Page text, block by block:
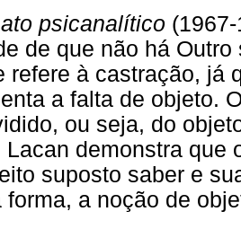
psicanalítico
de que não há
refere à castração, já
a falta de objeto.
ou seja, do
Lacan demonstra que
suposto saber e
forma, a noção de